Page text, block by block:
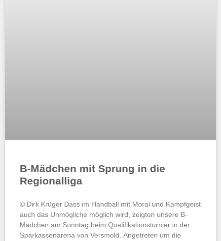
B-Mädchen mit Sprung in die
Regionalliga
© Dirk Krüger Dass im Handball mit Moral und Kampfgeist
auch das Unmögliche möglich wird, zeigten unsere B-
Mädchen am Sonntag beim Qualifikationsturnier in der
Sparkassenarena von Versmold. Angetreten um die